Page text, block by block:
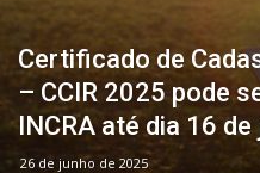
Certificado de
– CCIR 2025 pode
INCRA até dia 16
26 de junho de 2025